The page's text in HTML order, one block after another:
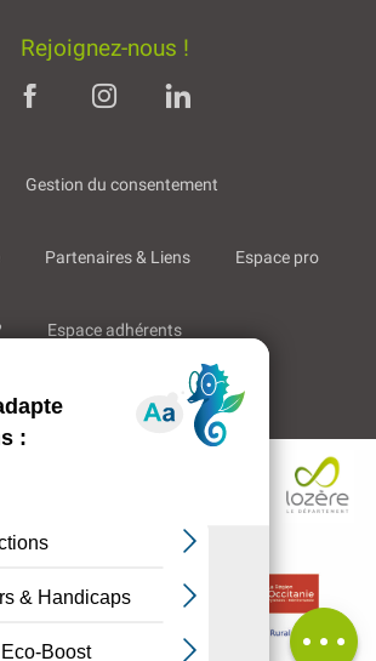
Tarifs
Ouvertures
par email
Avis
Rejoignez-nous !
Gestion du consentement
Partenaires & Liens Espace pro
Espace adhérents